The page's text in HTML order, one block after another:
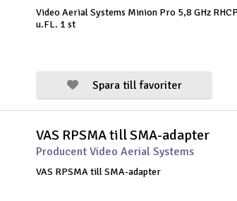
Video Aerial Systems Minion Pro 5,8 GHz
u.FL. 1 st
Spara till favoriter
VAS RPSMA till SMA-adapter
Producent Video Aerial Systems
VAS RPSMA till SMA-adapter